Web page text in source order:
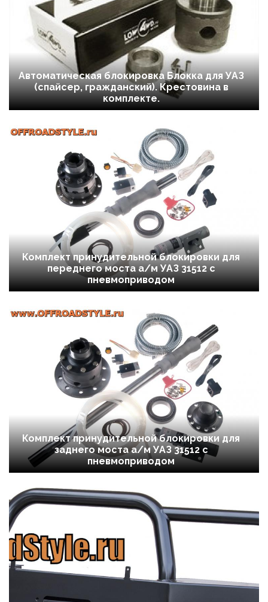
Автоматическая блокировка Блокка для УАЗ
(спайсер, гражданский). Крестовина в
комплекте.
Комплект принудительной блокировки для
переднего моста а/м УАЗ 31512 с
пневмоприводом
Комплект принудительной блокировки для
заднего моста а/м УАЗ 31512 с
пневмоприводом